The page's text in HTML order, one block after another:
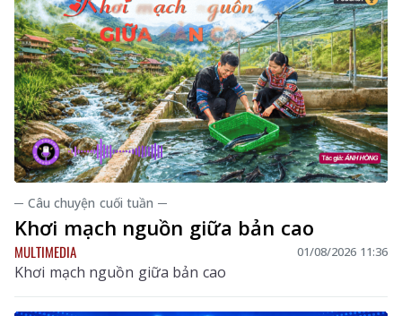
─ Câu chuyện cuối tuần ─
Khơi mạch nguồn giữa bản cao
MULTIMEDIA 01/08/2026 11:36
Khơi mạch nguồn giữa bản cao